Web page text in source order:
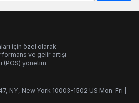
için özel olarak
ve gelir artışı
(POS) yönetim
NY, New York 10003-1502 US Mon-Fri |